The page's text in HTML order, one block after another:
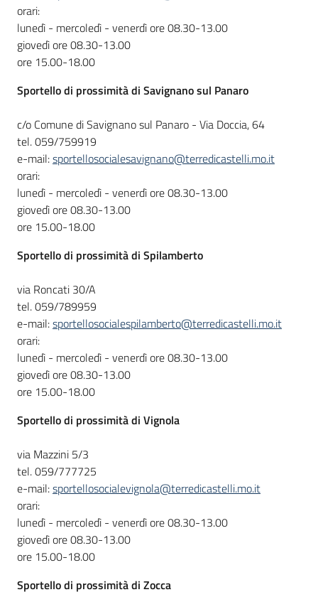
orari:
lunedì - mercoledì - venerdì ore 08.30-13.00
giovedì ore 08.30-13.00
ore 15.00-18.00
Sportellodi prossimità di Savignano sul Panaro
c/o Comune di Savignano sul Panaro - Via Doccia, 64
tel. 059/759919
e-mail:sportellosocialesavignano@terredicastelli.mo.it
orari:
lunedì - mercoledì - venerdì ore 08.30-13.00
giovedì ore 08.30-13.00
ore 15.00-18.00
Sportellodi prossimità di Spilamberto
via Roncati 30/A
tel. 059/789959
e-mail:sportellosocialespilamberto@terredicastelli.mo.it
orari:
lunedì - mercoledì - venerdì ore 08.30-13.00
giovedì ore 08.30-13.00
ore 15.00-18.00
Sportellodi prossimità di Vignola
via Mazzini 5/3
tel. 059/777725
e-mail:sportellosocialevignola@terredicastelli.mo.it
orari:
lunedì - mercoledì - venerdì ore 08.30-13.00
giovedì ore 08.30-13.00
ore 15.00-18.00
Sportellodi prossimità di Zocca